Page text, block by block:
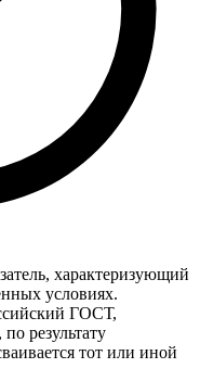
характеризующий
условиях.
ГОСТ,
результату
тот или иной